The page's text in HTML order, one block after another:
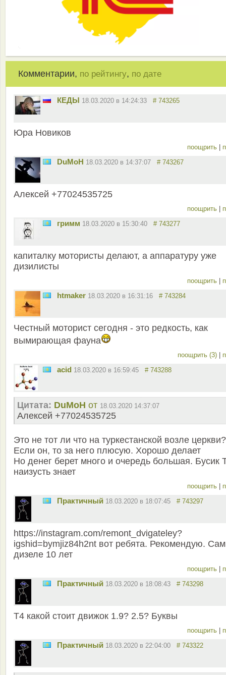
Комментарии, по рейтингу, по дате
КЕДЫ 18.03.2020 в 14:24:33 # 743265
Юра Новиков
поощрить
DuMoH 18.03.2020 в 14:37:07 # 743267
Алексей +77024535725
поощрить
гримм 18.03.2020 в 15:30:40 # 743277
капиталку мотористы делают, а аппаратуру уже
дизилисты
поощрить
htmaker 18.03.2020 в 16:31:16 # 743284
Честный моторист сегодня - это редкость, как
вымирающая фауна
поощрить (3)
acid 18.03.2020 в 16:59:45 # 743288
Цитата: DuMoH от 18.03.2020 14:37:07
Алексей +77024535725
Это не тот ли что на туркестанской возле церкви?
Если он, то за него плюсую. Хорошо делает
Но денег берет много и очередь большая. Бусик
наизусть знает
поощрить
Практичный 18.03.2020 в 18:07:45 # 743297
https://instagram.com/remont_dvigateley?
igshid=bymjiz84h2nt вот ребята. Рекомендую.
дизеле 10 лет
поощрить
Практичный 18.03.2020 в 18:08:43 # 743298
Т4 какой стоит движок 1.9? 2.5? Буквы
поощрить
Практичный 18.03.2020 в 22:04:00 # 743322